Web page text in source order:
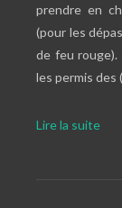
prendre en
(pour les
de feu
les permis des
Lire la suite